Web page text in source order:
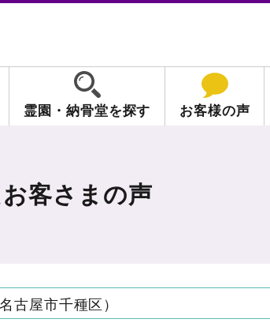
霊園・納骨堂を探す お客様の声
客さまの声
古屋市千種区）